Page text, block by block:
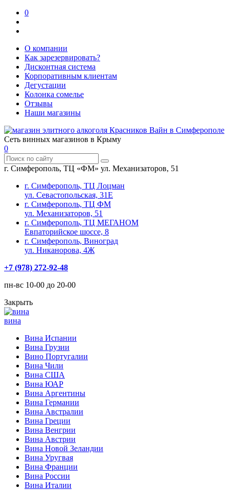
0
О компании
Как зарезервировать?
Дисконтная система
Корпоративным клиентам
Дегустации
Колонка сомелье
Отзывы
Наши магазины
Сеть винных магазинов в Крыму
0
г. Симферополь, ТЦ «ФМ» ул. Механизаторов, 51
г. Симферополь, ТЦ Лоцман
ул. Севастопольская, 31Е
г. Симферополь, ТЦ ФМ
ул. Механизаторов, 51
г. Симферополь, ТЦ МЕГАНОМ
Евпаторийское шоссе, 8
г. Симферополь, Виноград
ул. Никанорова, 4Ж
+7 (978) 272-92-48
пн-вс 10-00 до 20-00
Закрыть
вина
Вина Испании
Вина Грузии
Вино Португалии
Вина Чили
Вина США
Вина ЮАР
Вина Аргентины
Вина Германии
Вина Австралии
Вина Греции
Вина Венгрии
Вина Австрии
Вина Новой Зеландии
Вина Уругвая
Вина Франции
Вина России
Вина Италии